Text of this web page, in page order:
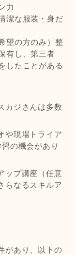
力
潔な服装・身だ
望の方のみ）整
有し、第三者
したことがある
カジさんは多数
や現場トライア
の機会があり
ップ講座（任意
らなるスキルア
があり、以下の